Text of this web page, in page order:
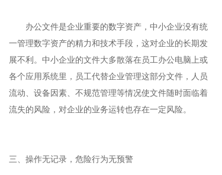
办公文件是企业重要的数字资产，中小企业没有统
一管理数字资产的精力和技术手段，这对企业的长期发
展不利。中小企业的文件大多散落在员工办公电脑上或
各个应用系统里，员工代替企业管理这部分文件，人员
流动、设备因素、不规范管理等情况使文件随时面临着
流失的风险，对企业的业务运转也存在一定风险。
三、操作无记录，危险行为无预警